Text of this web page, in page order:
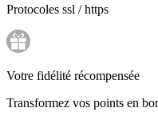
Protocoles ssl / https
Votre fidélité récompensée
Transformez vos points en